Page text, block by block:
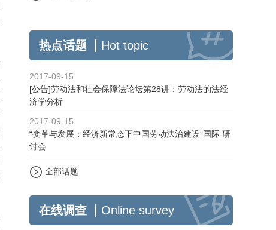
热点话题 Hot topic
2017-09-15
[公告]劳动法和社会保障法论坛第28讲：劳动法的法经
济学分析
2017-09-15
“变革与发展：经济新常态下中国劳动法治建设”国际 研
讨会
全部话题
在线调查 Online survey